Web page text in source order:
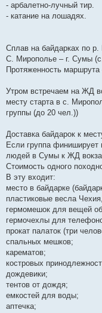
- арбалетно-лучный тир.
- катание на лошадях.
Сплав на байдарках по р.
С. Мирополье – г. Сумы
Протяженность
Утром встречаем на ЖД
месту старта в с.
группы (до 20 чел.))
Доставка байдарок к
Если группа финиширует
людей в Сумы к ЖД
Стоимость одного
В эту входит:
место в байдарке
пластиковые весла
гермомешок для вещей
гермочехлы для
прокат палаток (три
спальных мешков;
карематов;
костровых
дождевики;
тентов от дождя;
емкостей для воды;
аптечка;